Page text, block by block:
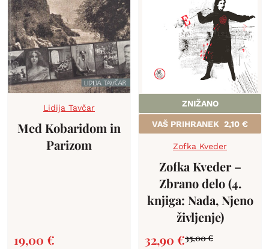
Lidija Tavčar
Med Kobaridom in
Parizom
19,00 €
ZNIŽANO
VAŠ PRIHRANEK 2,10 €
Zofka Kveder
Zofka Kveder –
Zbrano delo (4.
knjiga: Nada, Njeno
življenje)
35,00€
32,90 €